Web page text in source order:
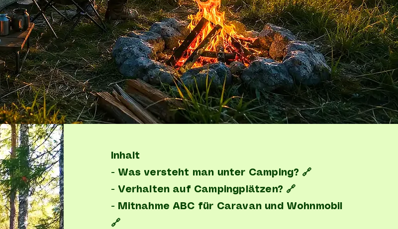
Inhalt
- Was versteht man unter Camping? 🔗
- Verhalten auf Campingplätzen? 🔗
- Mitnahme ABC für Caravan und Wohnmobil
🔗